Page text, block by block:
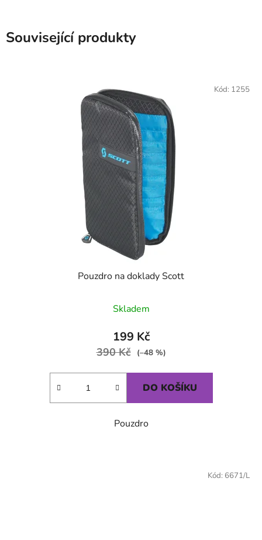
Související produkty
Pouzdro na doklady Scott
Skladem
199 Kč
390 Kč (–48 %)
DO KOŠÍKU
Pouzdro
Kód: 1255
Kód: 6671/L